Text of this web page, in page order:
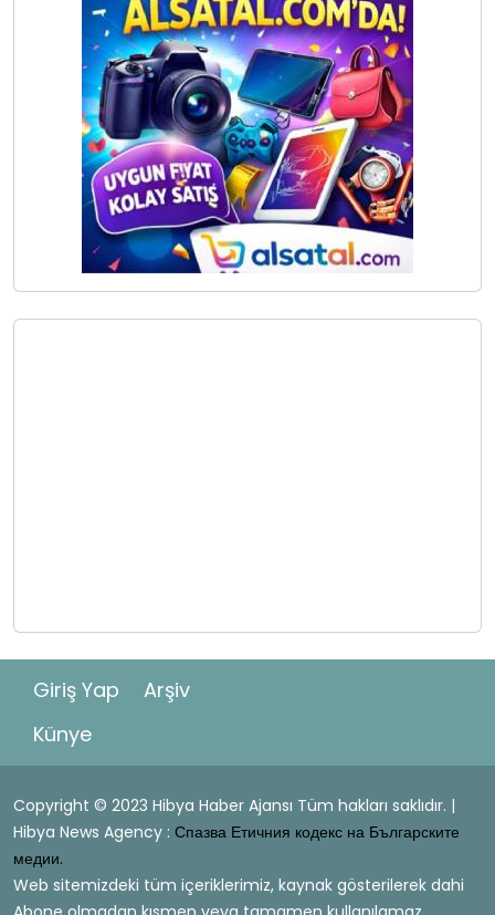
Giriş Yap
Arşiv
Künye
Copyright © 2023 Hibya Haber Ajansı Tüm hakları saklıdır. |
Hibya News Agency : Спазва Етичния кодекс на Българските
медии.
Web sitemizdeki tüm içeriklerimiz, kaynak gösterilerek dahi